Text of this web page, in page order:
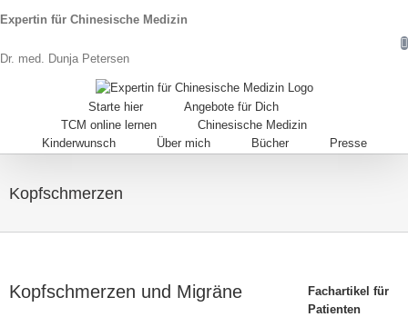
Expertin für Chinesische Medizin
Dr. med. Dunja Petersen
Starte hier
Angebote für Dich
TCM online lernen
Chinesische Medizin
Kinderwunsch
Über mich Bücher Presse
Kopfschmerzen
Kopfschmerzen und Migräne
Fachartikel für
Patienten